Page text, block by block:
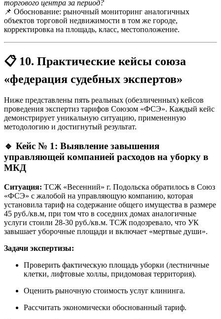
торгового центра за период?
📌 Обоснование: рыночный мониторинг аналогичных
объектов торговой недвижимости в том же городе,
корректировка на площадь, класс, местоположение.
📋 10. Практические кейсы союза
«федерация судебных экспертов»
Ниже представлены пять реальных (обезличенных) кейсов
проведения экспертиз тарифов Союзом «ФСЭ». Каждый кейс
демонстрирует уникальную ситуацию, примененную
методологию и достигнутый результат.
🔹 Кейс № 1: Выявление завышения
управляющей компанией расходов на уборку в
МКД
Ситуация: ТСЖ «Весенний» г. Подольска обратилось в Союз
«ФСЭ» с жалобой на управляющую компанию, которая
установила тариф на содержание общего имущества в размере
45 руб./кв.м, при том что в соседних домах аналогичные
услуги стоили 28-30 руб./кв.м. ТСЖ подозревало, что УК
завышает уборочные площади и включает «мертвые души».
Задачи экспертизы:
Проверить фактическую площадь уборки (лестничные
клетки, лифтовые холлы, придомовая территория).
Оценить рыночную стоимость услуг клининга.
Рассчитать экономически обоснованный тариф.